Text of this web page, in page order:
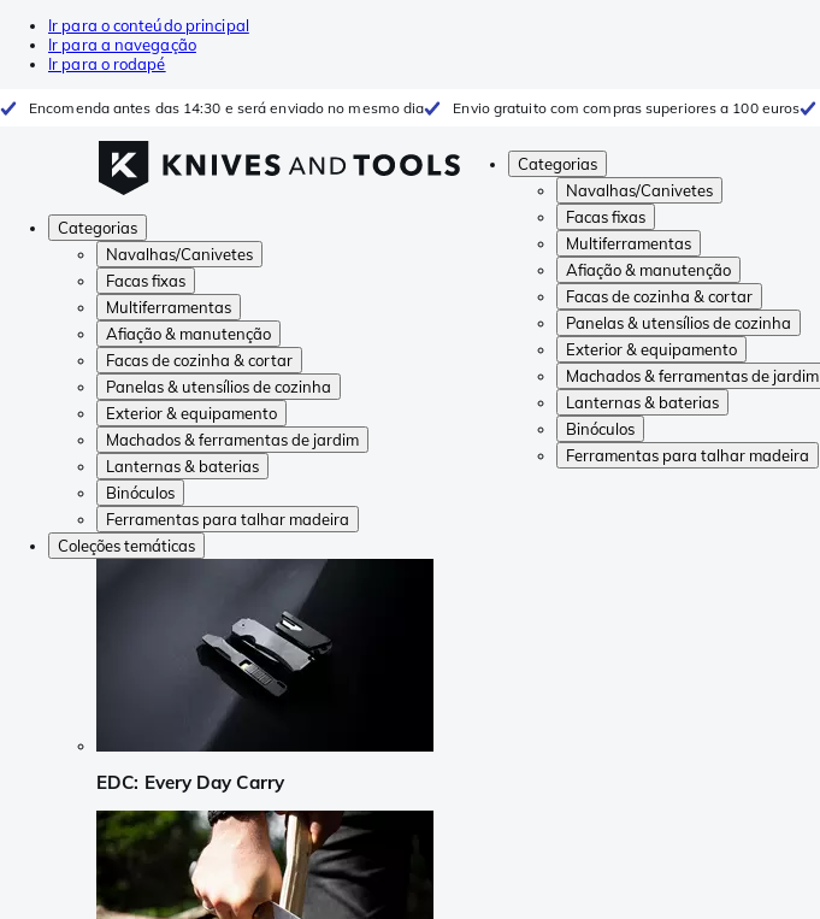
Ir para o conteúdo principal
Ir para a navegação
Ir para o rodapé
Encomenda antes das 14:30 e será enviado no mesmo dia Envio gratuito com compras superiores a 100 euros
Categorias
Navalhas/Canivetes
Facas fixas
Multiferramentas
Afiação & manutenção
Facas de cozinha & cortar
Panelas & utensílios de cozinha
Exterior & equipamento
Machados & ferramentas de jardim
Lanternas & baterias
Binóculos
Ferramentas para talhar madeira
Categorias
Navalhas/Canivetes
Facas fixas
Multiferramentas
Afiação & manutenção
Facas de cozinha & cortar
Panelas & utensílios de cozinha
Exterior & equipamento
Machados & ferramentas de jardim
Lanternas & baterias
Binóculos
Ferramentas para talhar madeira
Coleções temáticas
EDC: Every Day Carry